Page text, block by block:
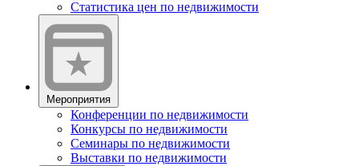
Статистика цен по недвижимости
Мероприятия
Конференции по недвижимости
Конкурсы по недвижимости
Семинары по недвижимости
Выставки по недвижимости